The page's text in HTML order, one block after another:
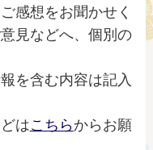
感想をお聞かせく
見などへ、個別の
を含む内容は記入
はこちらからお願